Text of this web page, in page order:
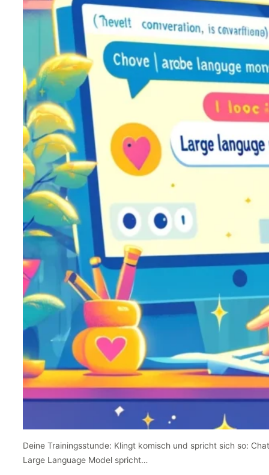
Deine Trainingsstunde: Klingt komisch und spricht sich so:
Large Language Model spricht…